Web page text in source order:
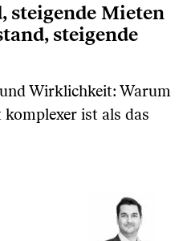
steigende Mieten
steigende
Wirklichkeit: Warum
ist als das